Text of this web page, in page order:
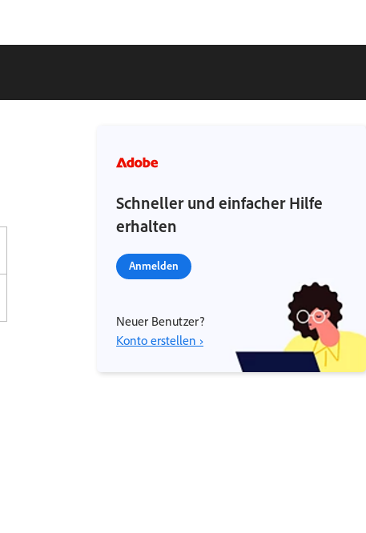
Schneller und einfacher Hilfe
erhalten
Anmelden
Neuer Benutzer?
Konto erstellen ›